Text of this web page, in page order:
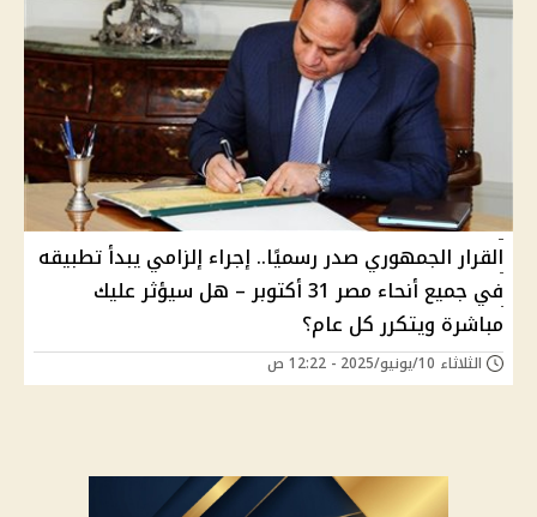
القرار الجمهوري صدر رسميًا.. إجراء إلزامي يبدأ تطبيقه
في جميع أنحاء مصر 31 أكتوبر – هل سيؤثر عليك
مباشرة ويتكرر كل عام؟
الثلاثاء 10/يونيو/2025 - 12:22 ص